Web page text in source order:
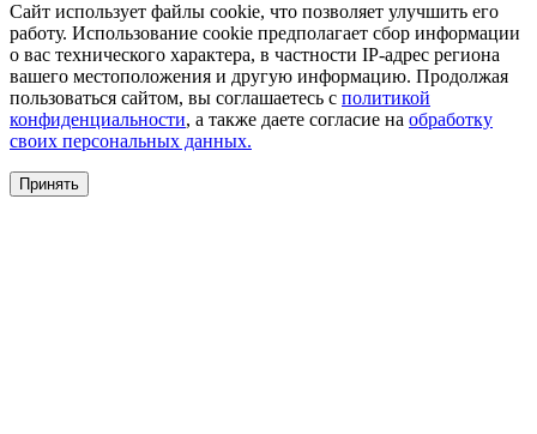
Сайт использует файлы cookie, что позволяет улучшить его
работу. Использование cookie предполагает сбор информации
о вас технического характера, в частности IP-адрес региона
вашего местоположения и другую информацию. Продолжая
пользоваться сайтом, вы соглашаетесь с политикой
конфиденциальности, а также даете согласие на обработку
своих персональных данных.
Принять